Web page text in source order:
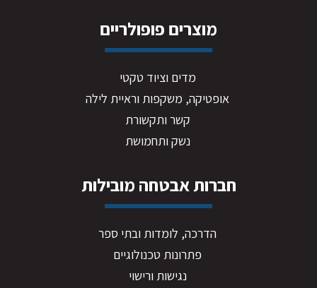
מוצרים פופולריים
מדים וציוד טקטי
אופטיקה, משקפות וראיית לילה
קשר ותקשורת
נשק ותחמושת
חברות אבטחה מובילות
הדרכה, לומדות ובתי ספר
פתרונות טכנולוגיים
נגישות ורישוי